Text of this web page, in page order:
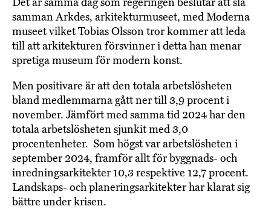
samman Arkdes, arkitekturmuseet, med Moderna
museet vilket Tobias Olsson tror kommer att leda
till att arkitekturen försvinner i detta han menar
spretiga museum för modern konst.
Men positivare är att den totala arbetslösheten
bland medlemmarna gått ner till 3,9 procent i
november. Jämfört med samma tid 2024 har den
totala arbetslösheten sjunkit med 3,0
procentenheter. Som högst var arbetslösheten i
september 2024, framför allt för byggnads- och
inredningsarkitekter 10,3 respektive 12,7 procent.
Landskaps- och planeringsarkitekter har klarat sig
bättre under krisen.